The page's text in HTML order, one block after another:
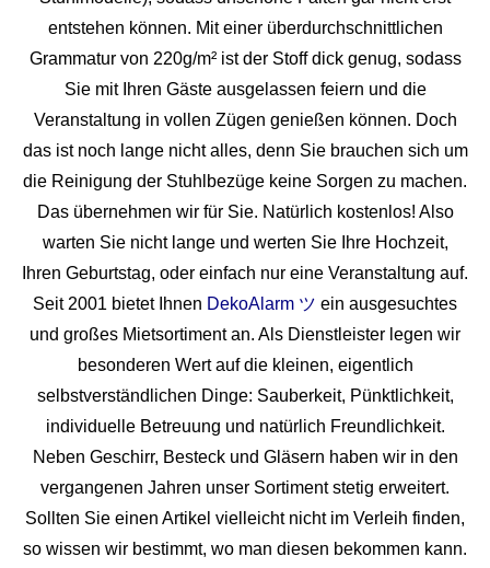
entstehen können. Mit einer überdurchschnittlichen
Grammatur von 220g/m² ist der Stoff dick genug, sodass
Sie mit Ihren Gäste ausgelassen feiern und die
Veranstaltung in vollen Zügen genießen können. Doch
das ist noch lange nicht alles, denn Sie brauchen sich um
die Reinigung der Stuhlbezüge keine Sorgen zu machen.
Das übernehmen wir für Sie. Natürlich kostenlos! Also
warten Sie nicht lange und werten Sie Ihre Hochzeit,
Ihren Geburtstag, oder einfach nur eine Veranstaltung auf.
Seit 2001 bietet Ihnen DekoAlarm ツ ein ausgesuchtes
und großes Mietsortiment an. Als Dienstleister legen wir
besonderen Wert auf die kleinen, eigentlich
selbstverständlichen Dinge: Sauberkeit, Pünktlichkeit,
individuelle Betreuung und natürlich Freundlichkeit.
Neben Geschirr, Besteck und Gläsern haben wir in den
vergangenen Jahren unser Sortiment stetig erweitert.
Sollten Sie einen Artikel vielleicht nicht im Verleih finden,
so wissen wir bestimmt, wo man diesen bekommen kann.